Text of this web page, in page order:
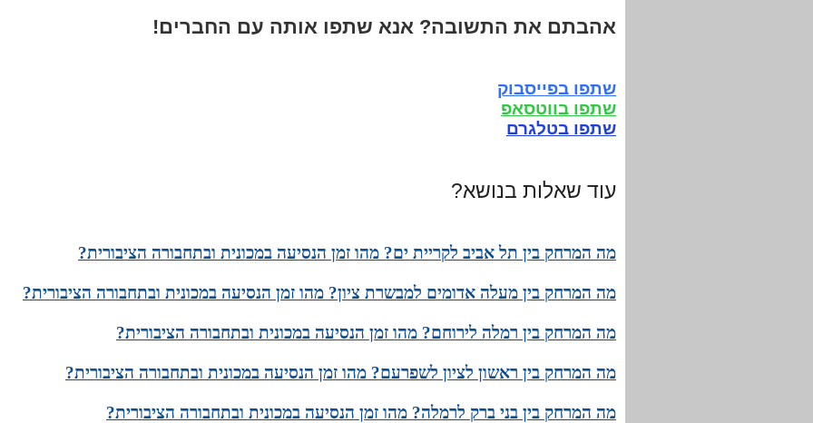
אהבתם את התשובה? אנא שתפו אותה עם החברים!
שתפו בפייסבוק
שתפו בווטסאפ
שתפו בטלגרם
עוד שאלות בנושא?
מה המרחק בין תל אביב לקריית ים? מהו זמן הנסיעה במכונית ובתחבורה הציבורית?
מה המרחק בין מעלה אדומים למבשרת ציון? מהו זמן הנסיעה במכונית ובתחבורה הציבורית?
מה המרחק בין רמלה לירוחם? מהו זמן הנסיעה במכונית ובתחבורה הציבורית?
מה המרחק בין ראשון לציון לשפרעם? מהו זמן הנסיעה במכונית ובתחבורה הציבורית?
מה המרחק בין בני ברק לרמלה? מהו זמן הנסיעה במכונית ובתחבורה הציבורית?